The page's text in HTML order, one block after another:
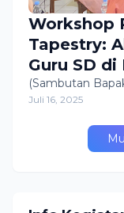
Workshop
Tapestry:
Guru SD
Bendosari
(Sambutan
Juli 16, 2025